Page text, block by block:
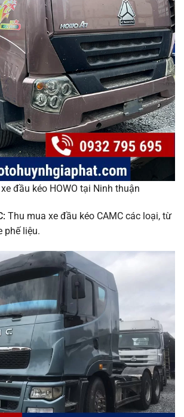
đầu kéo HOWO tại Ninh thuận
Thu mua xe đầu kéo CAMC các loại, từ
phế liệu.